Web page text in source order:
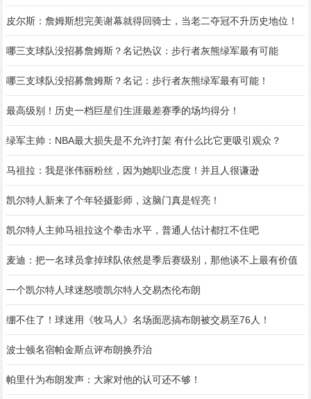
皮尔斯：詹姆斯想完美谢幕就得回骑士，当老二夺冠不升历史地位！
哪三支球队没招募詹姆斯？名记热议：步行者灰熊绿军最有可能
哪三支球队没招募詹姆斯？名记：步行者灰熊绿军最有可能！
最高级别！历史一档巨星们生涯最差赛季的场均得分！
绿军主帅：NBA最大损失是不允许打架 有什么比它更吸引观众？
马祖拉：我是张伟丽粉丝，因为她职业态度！并且人很谦逊
凯尔特人新来了个年轻摄影师，这脑门真是锃亮！
凯尔特人主帅马祖拉这个拳击水平，普通人估计都扛不住吧
麦迪：把一名球员拿掉球队依然是季后赛级别，那他谈不上最有价值
一个凯尔特人球迷怒喷凯尔特人交易杰伦布朗
绷不住了！球迷用《牧马人》名场面恶搞布朗被交易至76人！
波士顿名宿帕金斯点评布朗换乔治
帕里什为布朗发声：大家对他的认可还不够！